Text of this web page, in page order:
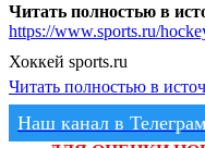
Читать полностью в
https://www.sports.ru/
Хоккей sports.ru
Читать полностью в
Наш канал в